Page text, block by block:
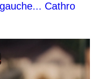
Cathro